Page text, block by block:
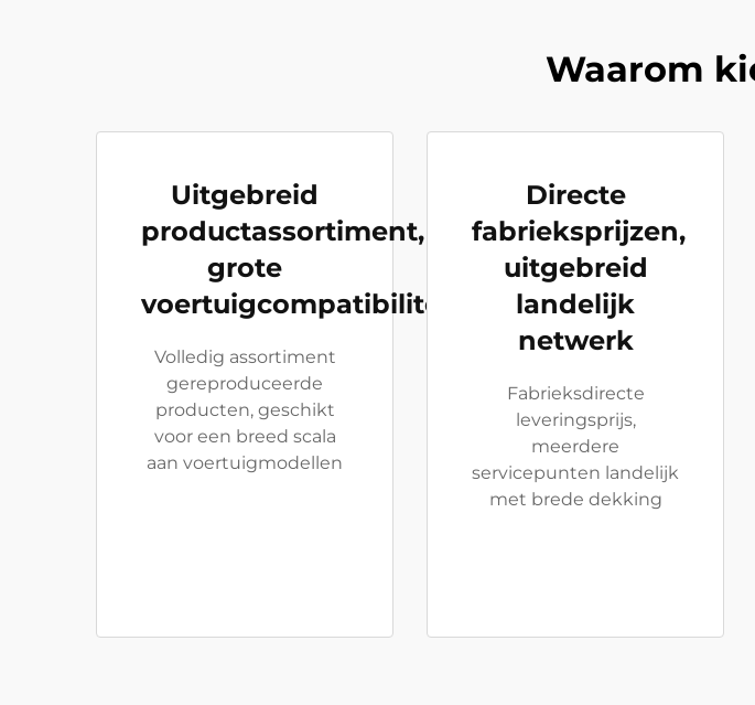
Waarom
Uitgebreid
productassortiment,
grote
voertuigcompatibiliteit
Volledig assortiment
gereproduceerde
producten, geschikt
voor een breed scala
aan voertuigmodellen
Directe
fabrieksprijzen,
uitgebreid
landelijk
netwerk
Fabrieksdirecte
leveringsprijs,
meerdere
servicepunten landelijk
met brede dekking